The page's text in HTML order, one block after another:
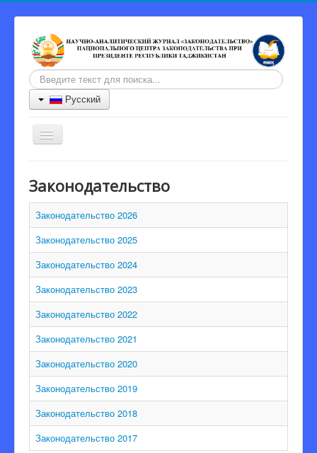
Искать...
Русский
Включить/
выключить
Журнал
Информация для авторов
Порядок рецензии
Архив
Контакты
Главный редактор
Редакционная коллегия
Законодательство
Законодательство 2026
Законодательство 2025
Законодательство 2024
Законодательство 2023
Законодательство 2022
Законодательство 2021
Законодательство 2020
Законодательство 2019
Законодательство 2018
Законодательство 2017